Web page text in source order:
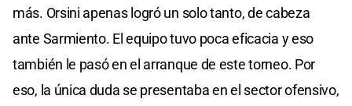
más. Orsini apenas logró un solo tanto, de cabeza
ante Sarmiento. El equipo tuvo poca eficacia y eso
también le pasó en el arranque de este torneo. Por
eso, la única duda se presentaba en el sector ofensivo,